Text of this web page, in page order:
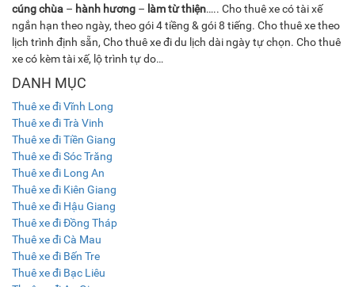
cúng chùa – hành hương – làm từ thiện….. Cho thuê xe có tài xế
ngắn hạn theo ngày, theo gói 4 tiềng & gói 8 tiếng. Cho thuê xe theo
lịch trình định sẵn, Cho thuê xe đi du lịch dài ngày tự chọn. Cho thuê
xe có kèm tài xế, lộ trình tự do…
DANH MỤC
Thuê xe đi Vĩnh Long
Thuê xe đi Trà Vinh
Thuê xe đi Tiền Giang
Thuê xe đi Sóc Trăng
Thuê xe đi Long An
Thuê xe đi Kiên Giang
Thuê xe đi Hậu Giang
Thuê xe đi Đồng Tháp
Thuê xe đi Cà Mau
Thuê xe đi Bến Tre
Thuê xe đi Bạc Liêu